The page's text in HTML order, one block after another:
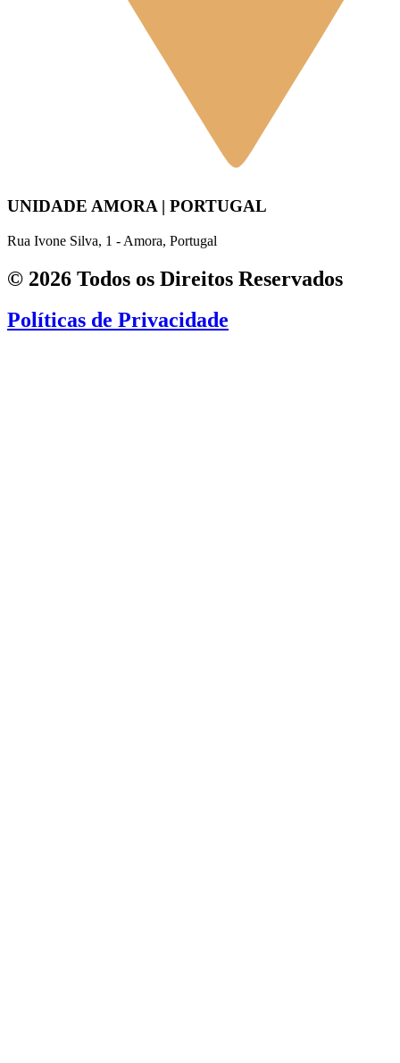
UNIDADE AMORA | PORTUGAL
Rua Ivone Silva, 1 - Amora, Portugal
© 2026 Todos os Direitos Reservados
Políticas de Privacidade